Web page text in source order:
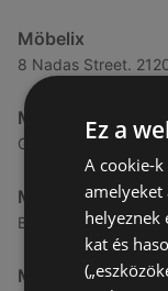
Möbelix
8 Nadas Street.
Möbelix
Gyáli út 33. 1097
Möbelix
Budapesti út 1, 6728
Möbelix
Ez a
A cookie-
amelyeket
helyeznek
kat és